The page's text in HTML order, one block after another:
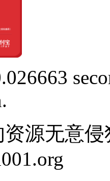
源无意